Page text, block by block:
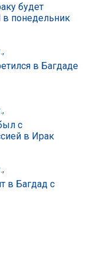
будет
понедельник
в Багдаде
с
в Ирак
в Багдад с